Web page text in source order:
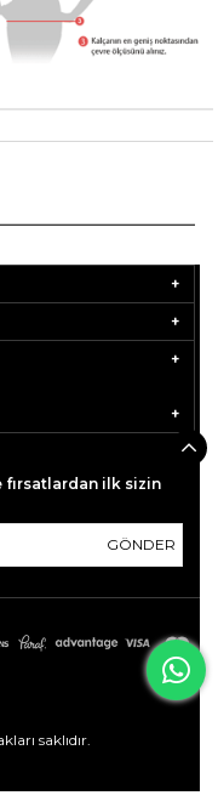
ilk sizin
GÖNDER
saklıdır.